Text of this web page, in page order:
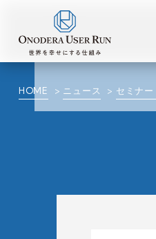
HOME ニュース セミナ